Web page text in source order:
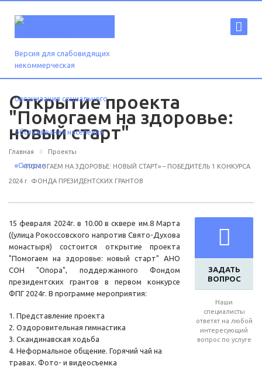
Версия для слабовидящих
Открытие проекта
"Помогаем на здоровье:
новый старт"
Главная Проекты
«ПОМОГАЕМ НА ЗДОРОВЬЕ: НОВЫЙ СТАРТ» – ПОБЕДИТЕЛЬ 1 КОНКУРСА
2024 г. ФОНДА ПРЕЗИДЕНТСКИХ ГРАНТОВ
ЗАДАТЬ
ВОПРОС
Наши
специалисты
ответят на любой
интересующий
вопрос по услуге
15 февраля 2024г. в 10.00 в сквере им.8 Марта
((улица Рокоссовского напротив Свято-Духова
монастыря) состоится открытие проекта
"Помогаем на здоровье: новый старт" АНО
СОН "Опора", поддержанного Фондом
президентских грантов в первом конкурсе
ФПГ 2024г. В программе мероприятия:
1. Представление проекта
2. Оздоровительная гимнастика
3. Скандинавская ходьба
4. Неформальное общение. Горячий чай на
травах. Фото- и видеосъемка